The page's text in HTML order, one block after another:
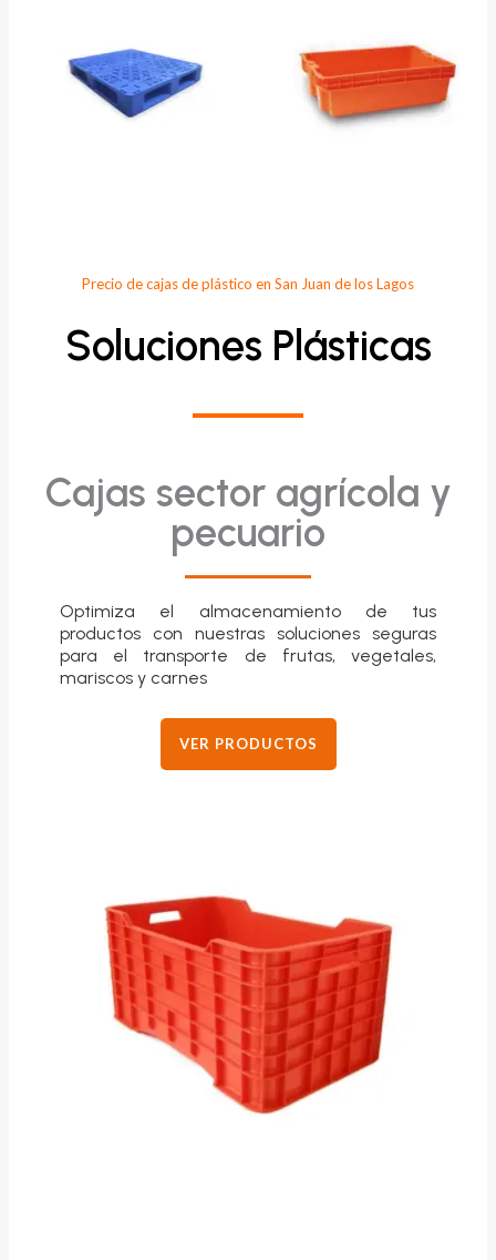
Precio de cajas de plástico en San Juan de los Lagos
Soluciones Plásticas
Cajas sector agrícola y
pecuario
Optimiza el almacenamiento de tus
productos con nuestras soluciones seguras
para el transporte de frutas, vegetales,
mariscos y carnes
VER PRODUCTOS